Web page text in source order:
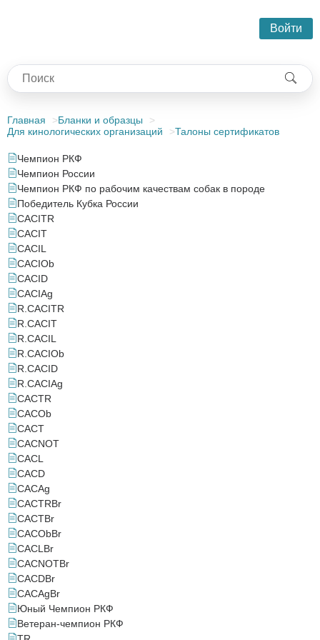
Войти
Главная
Бланки и образцы
Для кинологических организаций
Талоны сертификатов
Чемпион РКФ
Чемпион России
Чемпион РКФ по рабочим качествам собак в породе
Победитель Кубка России
САСITR
САСIT
САСIL
САСIOb
САСID
САСIAg
R.САСITR
R.САСIT
R.САСIL
R.САСIOb
R.САСID
R.САСIAg
CACTR
CACOb
CACT
CACNOT
CACL
CACD
CACAg
САСTRBr
САСТBr
САСObBr
САСLBr
САСNOTBr
САСDBr
САСAgBr
Юный Чемпион РКФ
Ветеран-чемпион РКФ